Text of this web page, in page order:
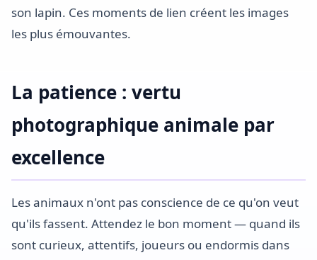
son lapin. Ces moments de lien créent les images
les plus émouvantes.
La patience : vertu
photographique animale par
excellence
Les animaux n'ont pas conscience de ce qu'on veut
qu'ils fassent. Attendez le bon moment — quand ils
sont curieux, attentifs, joueurs ou endormis dans